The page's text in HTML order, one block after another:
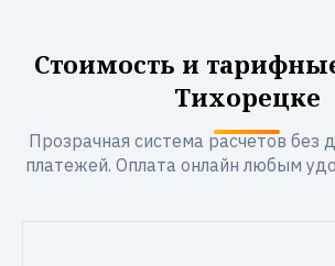
Стоимость и
Тихорецке
Прозрачная система расчетов без
платежей. Оплата онлайн любым